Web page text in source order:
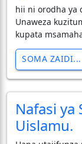
hii ni orodha ya
Unaweza
kupata
SOMA ZAIDI...
Nafasi ya
Uislamu.